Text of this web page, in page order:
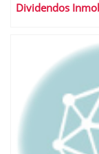
Dividendos